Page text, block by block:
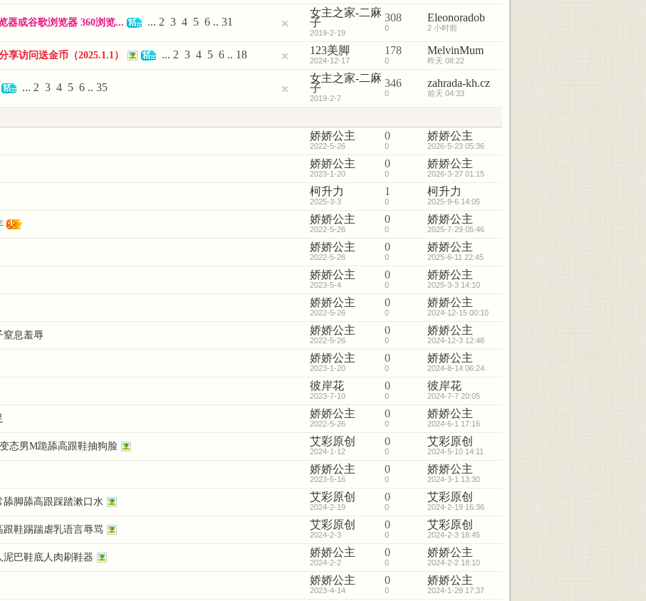
器或谷歌浏览器 360浏览... ... 2 3 4 5 6 .. 31
女主之家-二麻
子
2019-2-19
308
0
Eleonoradob
2 小时前
享访问送金币（2025.1.1） ... 2 3 4 5 6 .. 18 123美脚
2024-12-17
178
0
MelvinMum
昨天 08:22
... 2 3 4 5 6 .. 35
女主之家-二麻
子
2019-2-7
346
0
zahrada-kh.cz
前天 04:33
娇娇公主
2022-5-26
0
0
娇娇公主
2026-5-23 05:36
娇娇公主
2023-1-20
0
0
娇娇公主
2026-3-27 01:15
柯升力
2025-3-3
1
0
柯升力
2025-9-6 14:05
娇娇公主
2022-5-26
0
0
娇娇公主
2025-7-29 05:46
娇娇公主
2022-5-26
0
0
娇娇公主
2025-6-11 22:45
娇娇公主
2023-5-4
0
0
娇娇公主
2025-3-3 14:10
娇娇公主
2022-5-26
0
0
娇娇公主
2024-12-15 00:10
窒息羞辱 娇娇公主
2022-5-26
0
0
娇娇公主
2024-12-3 12:48
娇娇公主
2023-1-20
0
0
娇娇公主
2024-8-14 06:24
彼岸花
2023-7-10
0
0
彼岸花
2024-7-7 20:05
娇娇公主
2022-5-26
0
0
娇娇公主
2024-6-1 17:16
态男M跪舔高跟鞋抽狗脸 艾彩原创
2024-1-12
0
0
艾彩原创
2024-5-10 14:11
娇娇公主
2023-5-16
0
0
娇娇公主
2024-3-1 13:30
脚舔高跟踩踏漱口水 艾彩原创
2024-2-19
0
0
艾彩原创
2024-2-19 16:36
鞋踢踹虐乳语言辱骂 艾彩原创
2024-2-3
0
0
艾彩原创
2024-2-3 18:45
巴鞋底人肉刷鞋器 娇娇公主
2024-2-2
0
0
娇娇公主
2024-2-2 18:10
娇娇公主
2023-4-14
0
0
娇娇公主
2024-1-29 17:37